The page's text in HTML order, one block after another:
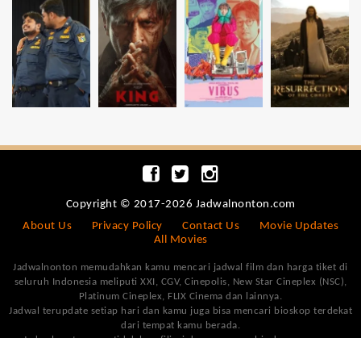
Copyright © 2017-2026 Jadwalnonton.com
About Us
Privacy Policy Contact Us
Movie Updates
All Movies
Jadwalnonton memudahkan kamu mencari jadwal film dan harga tiket di
seluruh Indonesia meliputi XXI, CGV, Cinepolis, New Star Cineplex (NSC),
Platinum Cineplex, FLIX Cinema dan lainnya.
Jadwal terupdate setiap hari dan kamu juga bisa mencari bioskop terdekat
dari tempat kamu berada.